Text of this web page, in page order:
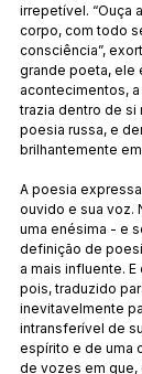
irrepetível. “Ouça
corpo, com todo
consciência”,
grande poeta, ele
acontecimentos,
trazia dentro de si
poesia russa, e
brilhantemente
A poesia
ouvido e sua voz.
uma enésima - e
definição de
a mais influente.
pois, traduzido
inevitavelmente
intransferível de
espírito e de uma
de vozes em que,